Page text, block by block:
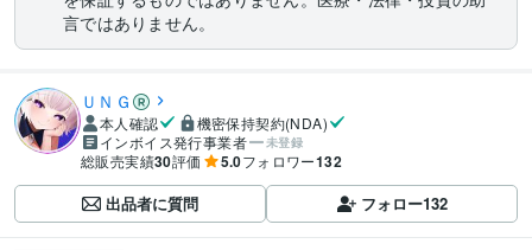
言ではありません。
ＵＮＧ
本人確認
機密保持契約(NDA)
インボイス発行事業者
未登録
総販売実績30評価 5.0フォロワー132
出品者に質問 フォロー132